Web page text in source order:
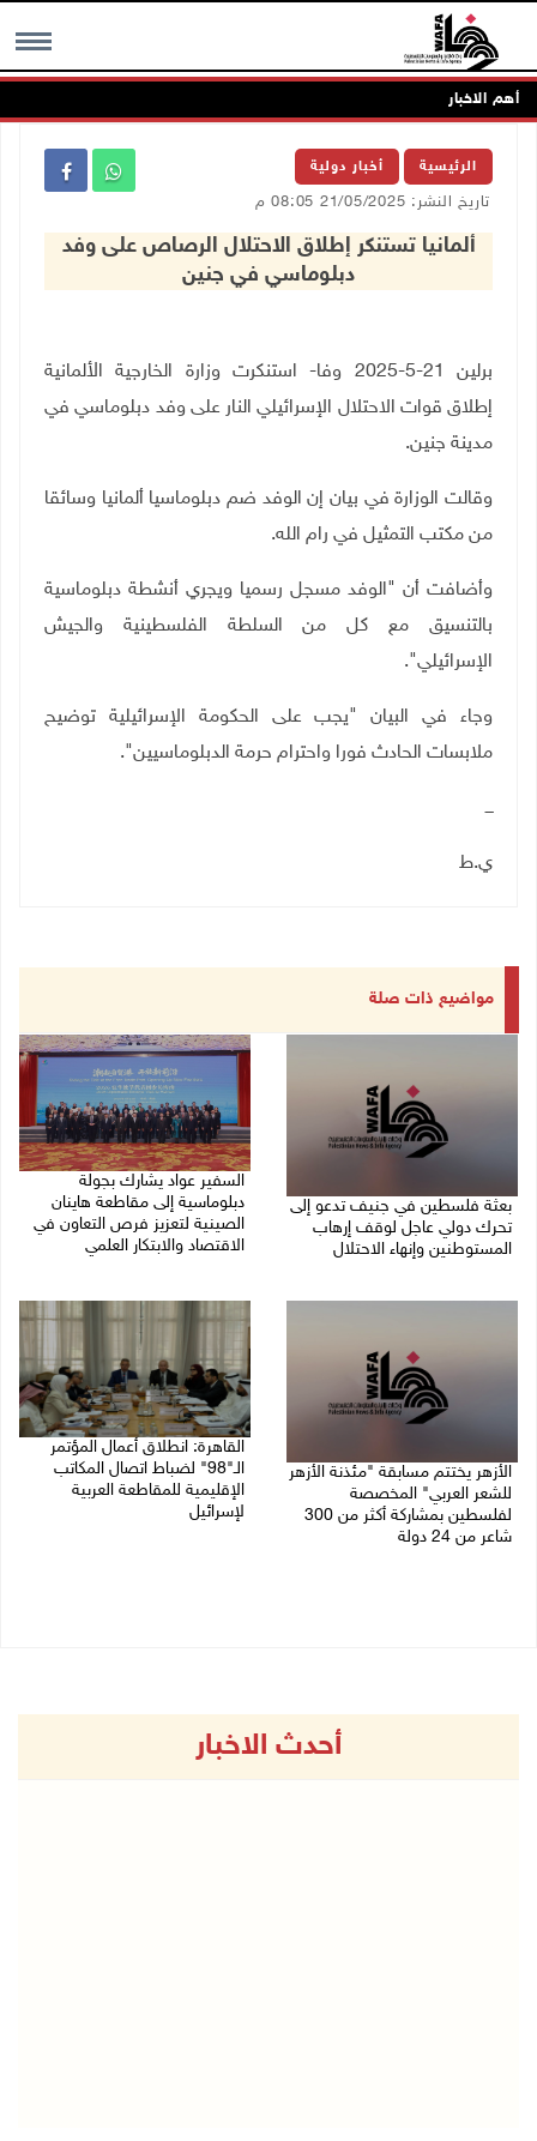
MENU أهم الاخبار
الرئيسية أخبار دولية
تاريخ النشر: 21/05/2025 08:05 م
ألمانيا تستنكر إطلاق الاحتلال الرصاص على وفد
دبلوماسي في جنين
برلين 21-5-2025 وفا- استنكرت وزارة الخارجية الألمانية
إطلاق قوات الاحتلال الإسرائيلي النار على وفد دبلوماسي في
مدينة جنين.
وقالت الوزارة في بيان إن الوفد ضم دبلوماسيا ألمانيا وسائقا
من مكتب التمثيل في رام الله.
وأضافت أن "الوفد مسجل رسميا ويجري أنشطة دبلوماسية
بالتنسيق مع كل من السلطة الفلسطينية والجيش
الإسرائيلي".
وجاء في البيان "يجب على الحكومة الإسرائيلية توضيح
ملابسات الحادث فورا واحترام حرمة الدبلوماسيين".
ـــ
ي.ط
مواضيع ذات صلة
بعثة فلسطين في جنيف تدعو إلى
تحرك دولي عاجل لوقف إرهاب
المستوطنين وإنهاء الاحتلال
السفير عواد يشارك بجولة
دبلوماسية إلى مقاطعة هاينان
الصينية لتعزيز فرص التعاون في
الاقتصاد والابتكار العلمي
الأزهر يختتم مسابقة "مئذنة الأزهر
للشعر العربي" المخصصة
لفلسطين بمشاركة أكثر من 300
شاعر من 24 دولة
القاهرة: انطلاق أعمال المؤتمر
الـ"98" لضباط اتصال المكاتب
الإقليمية للمقاطعة العربية
لإسرائيل
أحدث الاخبار